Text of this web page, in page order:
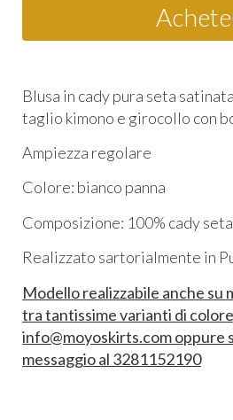
Blusa in cady pura seta
taglio kimono e girocollo con
Ampiezza regolare
Colore: bianco panna
Composizione: 100% cady
Realizzato sartorialmente in
Modello realizzabile anche su
tra tantissime varianti di
info@moyoskirts.com oppure
messaggio al 3281152190